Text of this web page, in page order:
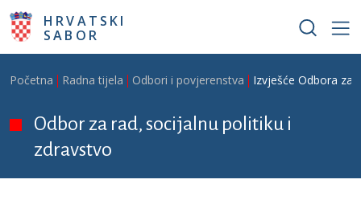
Skoči na glavni sadržaj
HRVATSKI
SABOR
Breadcrumb
Početna Radna tijela Odbori i povjerenstva Izvješće Odbora za
Odbor za rad, socijalnu politiku i
zdravstvo